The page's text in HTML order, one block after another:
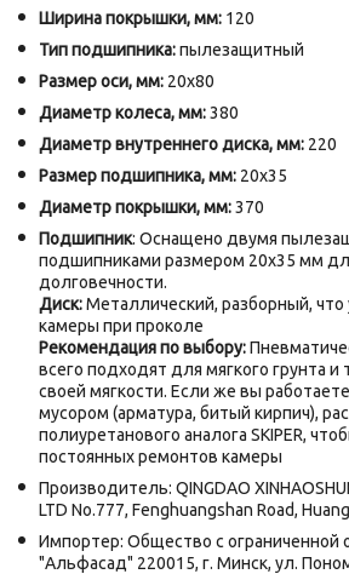
Ширина покрышки, мм: 120
Тип подшипника:пылезащитный
Размер оси, мм: 20х80
Диаметр колеса, мм:380
Диаметр внутреннего диска, мм: 220
Размер подшипника, мм: 20х35
Диаметр покрышки, мм:370
Подшипник: Оснащено двумя
подшипниками размером 20х35 мм
долговечности.
Диск:Металлический, разборный,
камеры при проколе
Рекомендация по выбору:
всего подходят для мягкого грунта и
своей мягкости. Если же вы
мусором (арматура, битый кирпич),
полиуретанового аналога SKIPER,
постоянных ремонтов камеры
Производитель: QINGDAO
LTD No.777, Fenghuangshan Road,
Импортер: Общество с ограниченной
"Альфасад" 220015, г. Минск, ул.